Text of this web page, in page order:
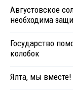
Августовское
необходима
Государство
колобок
Ялта, мы вместе!